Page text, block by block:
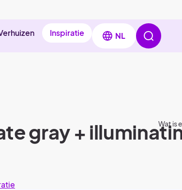
Inspiratie NL
Wat is
gray +